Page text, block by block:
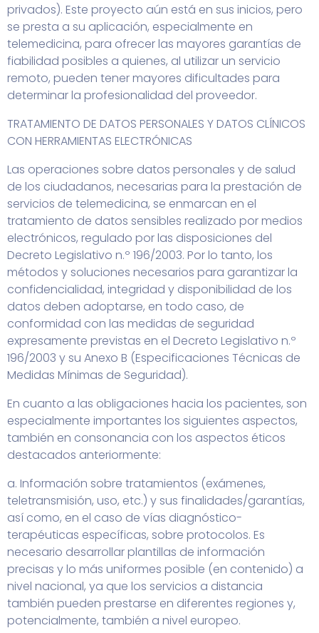
privados). Este proyecto aún está en sus inicios, pero
se presta a su aplicación, especialmente en
telemedicina, para ofrecer las mayores garantías de
fiabilidad posibles a quienes, al utilizar un servicio
remoto, pueden tener mayores dificultades para
determinar la profesionalidad del proveedor.
TRATAMIENTO DE DATOS PERSONALES Y DATOS CLÍNICOS
CON HERRAMIENTAS ELECTRÓNICAS
Las operaciones sobre datos personales y de salud
de los ciudadanos, necesarias para la prestación de
servicios de telemedicina, se enmarcan en el
tratamiento de datos sensibles realizado por medios
electrónicos, regulado por las disposiciones del
Decreto Legislativo n.º 196/2003. Por lo tanto, los
métodos y soluciones necesarios para garantizar la
confidencialidad, integridad y disponibilidad de los
datos deben adoptarse, en todo caso, de
conformidad con las medidas de seguridad
expresamente previstas en el Decreto Legislativo n.º
196/2003 y su Anexo B (Especificaciones Técnicas de
Medidas Mínimas de Seguridad).
En cuanto a las obligaciones hacia los pacientes, son
especialmente importantes los siguientes aspectos,
también en consonancia con los aspectos éticos
destacados anteriormente:
a. Información sobre tratamientos (exámenes,
teletransmisión, uso, etc.) y sus finalidades/garantías,
así como, en el caso de vías diagnóstico-
terapéuticas específicas, sobre protocolos. Es
necesario desarrollar plantillas de información
precisas y lo más uniformes posible (en contenido) a
nivel nacional, ya que los servicios a distancia
también pueden prestarse en diferentes regiones y,
potencialmente, también a nivel europeo.